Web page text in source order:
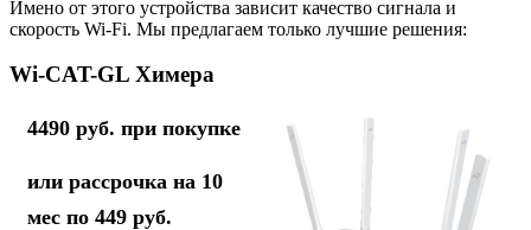
Имено от этого устройства зависит качество сигнала и
скорость Wi-Fi. Мы предлагаем только лучшие решения:
Wi-CAT-GL Химера
4490 руб. при покупке
или рассрочка на 10
мес по 449 руб.